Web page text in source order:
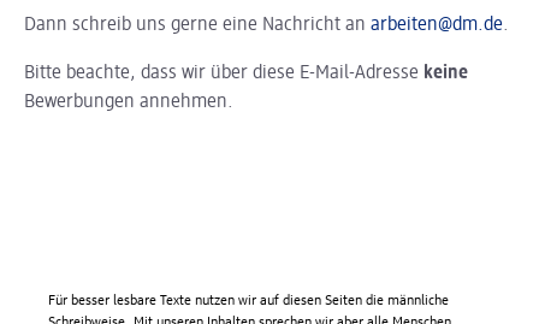
Dann schreib uns gerne eine Nachricht an arbeiten@dm.de.
Bitte beachte, dass wir über diese E-Mail-Adresse keine
Bewerbungen annehmen.
Für besser lesbare Texte nutzen wir auf diesen Seiten die männliche